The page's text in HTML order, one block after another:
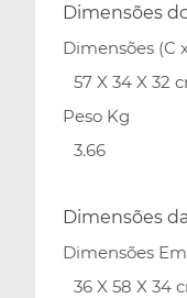
Dimensões
Dimensões (C
57 X 34 X 32
Peso Kg
3.66
Dimensões
Dimensões
36 X 58 X 34